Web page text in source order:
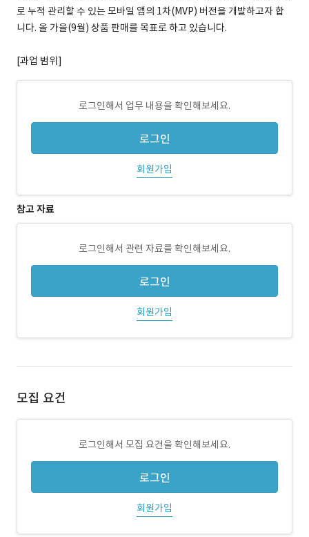
로 누적 관리할 수 있는 모바일 앱의 1차(MVP) 버전을 개발하고자 합
니다. 올 가을(9월) 상품 판매를 목표로 하고 있습니다.
[과업 범위]
로그인해서 업무 내용을 확인해보세요.
로그인
회원가입
참고 자료
로그인해서 관련 자료를 확인해보세요.
로그인
회원가입
모집 요건
로그인해서 모집 요건을 확인해보세요.
로그인
회원가입